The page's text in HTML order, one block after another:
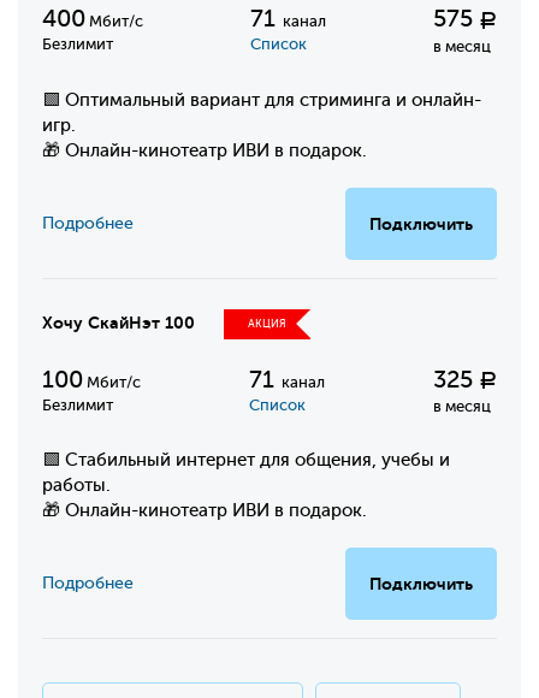
400 Мбит/с
Безлимит
71 канал
Список
575 Р
в месяц
🟩 Оптимальный вариант для стриминга и онлайн-
игр.
🎁 Онлайн-кинотеатр ИВИ в подарок.
Подключить
Подробнее
Хочу СкайНэт 100 АКЦИЯ
100 Мбит/с
Безлимит
71 канал
Список
325 Р
в месяц
🟩 Стабильный интернет для общения, учебы и
работы.
🎁 Онлайн-кинотеатр ИВИ в подарок.
Подключить
Подробнее